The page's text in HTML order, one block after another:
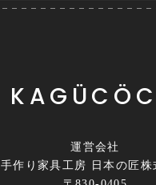
運営会社
手作り家具工房 日本の匠株